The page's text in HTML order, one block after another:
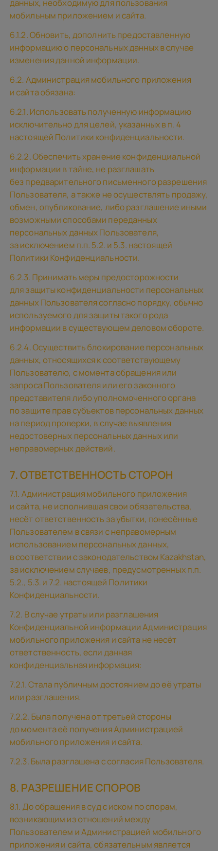
данных, необходимую для пользования
мобильным приложением и сайта.
6.1.2. Обновить, дополнить предоставленную
информацию о персональных данных в случае
изменения данной информации.
6.2. Администрация мобильного приложения
и сайта обязана:
6.2.1. Использовать полученную информацию
исключительно для целей, указанных в п. 4
настоящей Политики конфиденциальности.
6.2.2. Обеспечить хранение конфиденциальной
информации в тайне, не разглашать
без предварительного письменного разрешения
Пользователя, а также не осуществлять продажу,
обмен, опубликование, либо разглашение иными
возможными способами переданных
персональных данных Пользователя,
за исключением п.п. 5.2. и 5.3. настоящей
Политики Конфиденциальности.
6.2.3. Принимать меры предосторожности
для защиты конфиденциальности персональных
данных Пользователя согласно порядку, обычно
используемого для защиты такого рода
информации в существующем деловом обороте.
6.2.4. Осуществить блокирование персональных
данных, относящихся к соответствующему
Пользователю, с момента обращения или
запроса Пользователя или его законного
представителя либо уполномоченного органа
по защите прав субъектов персональных данных
на период проверки, в случае выявления
недостоверных персональных данных или
неправомерных действий.
7. ОТВЕТСТВЕННОСТЬ СТОРОН
7.1. Администрация мобильного приложения
и сайта, не исполнившая свои обязательства,
несёт ответственность за убытки, понесённые
Пользователем в связи с неправомерным
использованием персональных данных,
в соответствии с законодательством Kazakhstan,
за исключением случаев, предусмотренных п.п.
5.2., 5.3. и 7.2. настоящей Политики
Конфиденциальности.
7.2. В случае утраты или разглашения
Конфиденциальной информации Администрация
мобильного приложения и сайта не несёт
ответственность, если данная
конфиденциальная информация:
7.2.1. Стала публичным достоянием до её утраты
или разглашения.
7.2.2. Была получена от третьей стороны
до момента её получения Администрацией
мобильного приложения и сайта.
7.2.3. Была разглашена с согласия Пользователя.
8. РАЗРЕШЕНИЕ СПОРОВ
8.1. До обращения в суд с иском по спорам,
возникающим из отношений между
Пользователем и Администрацией мобильного
приложения и сайта, обязательным является